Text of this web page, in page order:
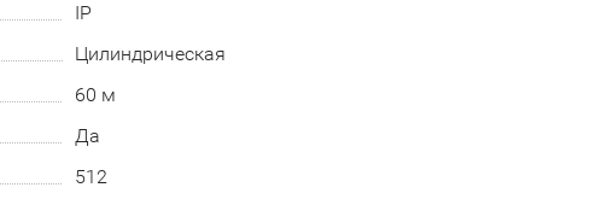
IP
Цилиндрическая
60 м
Да
512